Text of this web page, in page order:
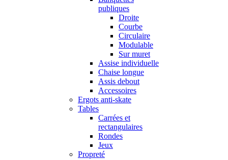
publiques
Droite
Courbe
Circulaire
Modulable
Sur muret
Assise individuelle
Chaise longue
Assis debout
Accessoires
Ergots anti-skate
Tables
Carrées et
rectangulaires
Rondes
Jeux
Propreté